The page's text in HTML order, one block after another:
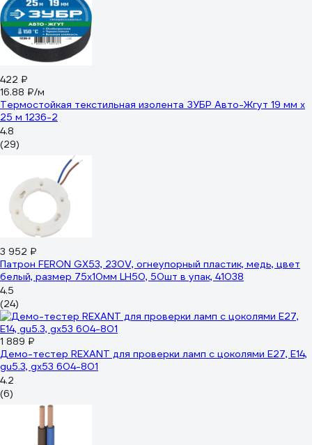
422 ₽
16.88 ₽/м
Термостойкая текстильная изолента ЗУБР Авто-Жгут 19 мм х
25 м 1236-2
4.8
(29)
3 952 ₽
Патрон FERON GX53, 230V, огнеупорный пластик, медь, цвет
белый, размер 75х10мм LH50, 50шт в упак, 41038
4.5
(24)
1 889 ₽
Демо-тестер REXANT для проверки ламп с цоколями Е27, Е14,
gu5.3, gx53 604-801
4.2
(6)